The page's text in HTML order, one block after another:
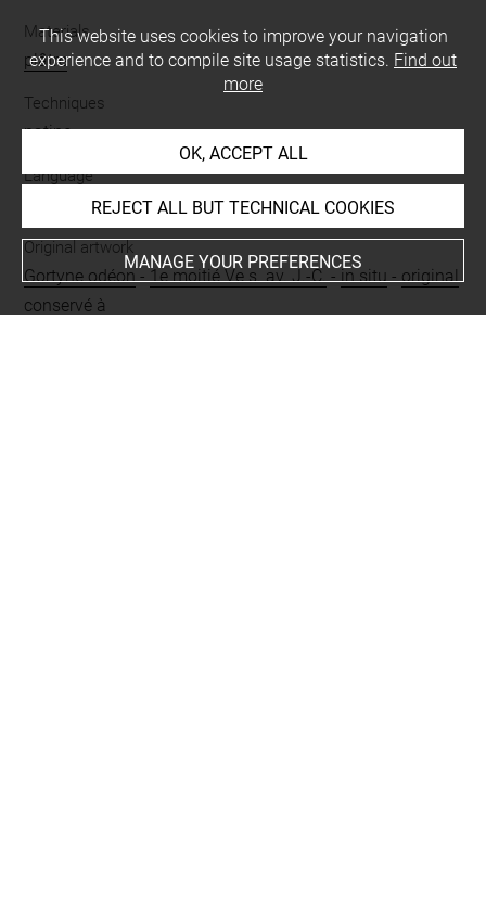
Materials
plâtre
Techniques
patine
Language
Original artwork
Gortyne odéon-1e moitié Ve s. av. J.-C.-in situ-original
conservé à
This website uses cookies to improve your navigation
experience and to compile site usage statistics. Find out
more
OK, ACCEPT ALL
REJECT ALL BUT TECHNICAL COOKIES
MANAGE YOUR PREFERENCES